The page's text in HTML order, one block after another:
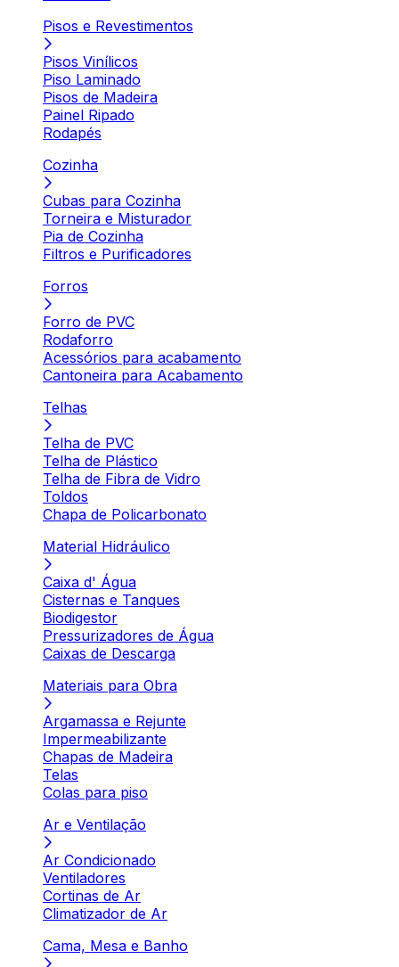
Pisos e Revestimentos
Pisos Vinílicos
Piso Laminado
Pisos de Madeira
Painel Ripado
Rodapés
Cozinha
Cubas para Cozinha
Torneira e Misturador
Pia de Cozinha
Filtros e Purificadores
Forros
Forro de PVC
Rodaforro
Acessórios para acabamento
Cantoneira para Acabamento
Telhas
Telha de PVC
Telha de Plástico
Telha de Fibra de Vidro
Toldos
Chapa de Policarbonato
Material Hidráulico
Caixa d' Água
Cisternas e Tanques
Biodigestor
Pressurizadores de Água
Caixas de Descarga
Materiais para Obra
Argamassa e Rejunte
Impermeabilizante
Chapas de Madeira
Telas
Colas para piso
Ar e Ventilação
Ar Condicionado
Ventiladores
Cortinas de Ar
Climatizador de Ar
Cama, Mesa e Banho